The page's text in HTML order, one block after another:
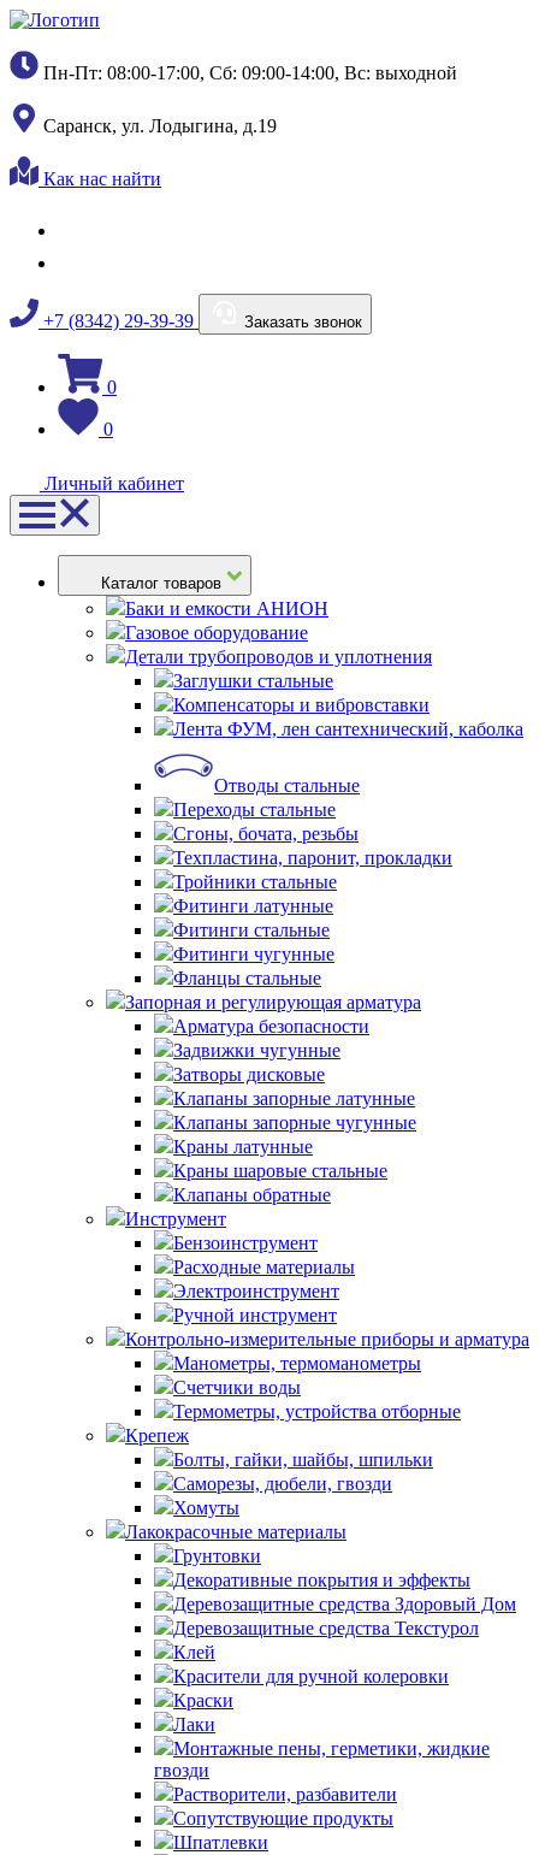
Пн-Пт: 08:00-17:00, Сб: 09:00-14:00, Вс: выходной
Саранск, ул. Лодыгина, д.19
Как нас найти
+7 (8342) 29-39-39 Заказать звонок
0
0
Личный кабинет
Каталог товаров
Баки и емкости АНИОН
Газовое оборудование
Детали трубопроводов и уплотнения
Заглушки стальные
Компенсаторы и вибровставки
Лента ФУМ, лен сантехнический, каболка
Отводы стальные
Переходы стальные
Сгоны, бочата, резьбы
Техпластина, паронит, прокладки
Тройники стальные
Фитинги латунные
Фитинги стальные
Фитинги чугунные
Фланцы стальные
Запорная и регулирующая арматура
Арматура безопасности
Задвижки чугунные
Затворы дисковые
Клапаны запорные латунные
Клапаны запорные чугунные
Краны латунные
Краны шаровые стальные
Клапаны обратные
Инструмент
Бензоинструмент
Расходные материалы
Электроинструмент
Ручной инструмент
Контрольно-измерительные приборы и арматура
Манометры, термоманометры
Счетчики воды
Термометры, устройства отборные
Крепеж
Болты, гайки, шайбы, шпильки
Саморезы, дюбели, гвозди
Хомуты
Лакокрасочные материалы
Грунтовки
Декоративные покрытия и эффекты
Деревозащитные средства Здоровый Дом
Деревозащитные средства Текстурол
Клей
Красители для ручной колеровки
Краски
Лаки
Монтажные пены, герметики, жидкие
гвозди
Растворители, разбавители
Сопутствующие продукты
Шпатлевки